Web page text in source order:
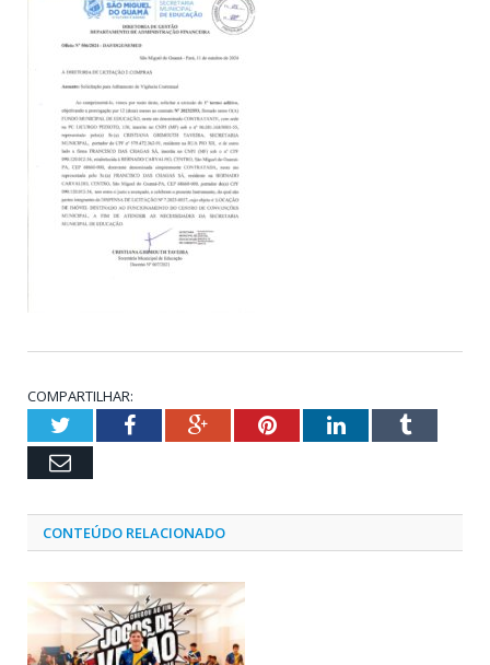
COMPARTILHAR:
TwitterFacebookGoogle+PinterestLinkedInTumblr
Email
CONTEÚDO RELACIONADO